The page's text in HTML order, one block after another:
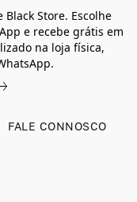
Store. Escolhe
e recebe grátis em
na loja física,
FALE CONNOSCO